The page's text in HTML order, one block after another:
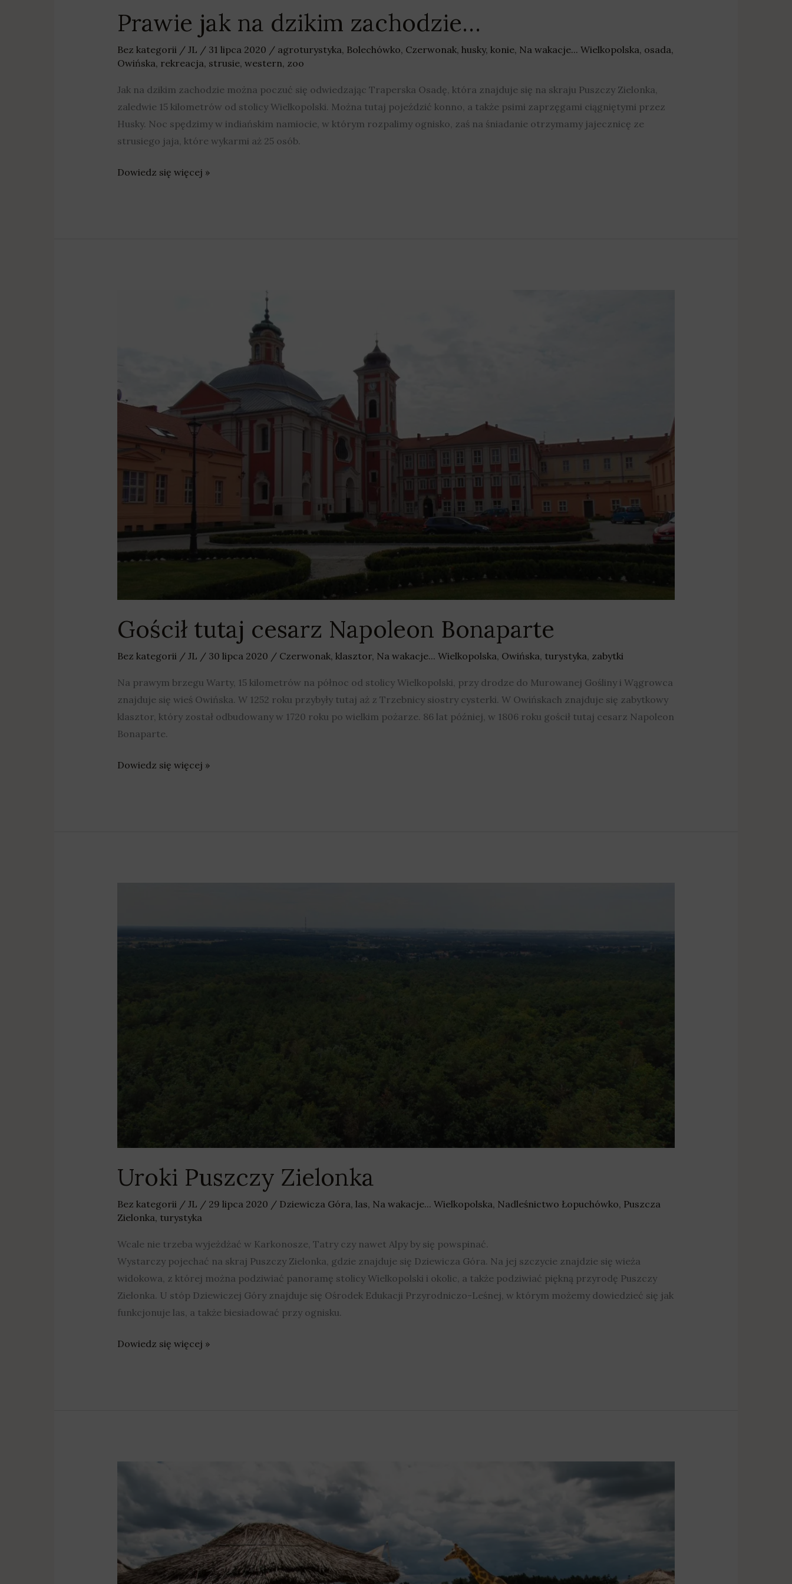
Prawie jak na dzikim zachodzie…
Bez kategorii / JL / 31 lipca 2020 / agroturystyka, Bolechówko, Czerwonak, husky, konie, Na wakacje... Wielkopolska, osada,
Owińska, rekreacja, strusie, western, zoo
Jak na dzikim zachodzie można poczuć się odwiedzając Traperska Osadę, która znajduje się na skraju Puszczy Zielonka,
zaledwie 15 kilometrów od stolicy Wielkopolski. Można tutaj pojeździć konno, a także psimi zaprzęgami ciągniętymi przez
Husky. Noc spędzimy w indiańskim namiocie, w którym rozpalimy ognisko, zaś na śniadanie otrzymamy jajecznicę ze
strusiego jaja, które wykarmi aż 25 osób.
Dowiedz się więcej »
Gościł tutaj cesarz Napoleon Bonaparte
Bez kategorii / JL / 30 lipca 2020 / Czerwonak, klasztor, Na wakacje... Wielkopolska, Owińska, turystyka, zabytki
Na prawym brzegu Warty, 15 kilometrów na północ od stolicy Wielkopolski, przy drodze do Murowanej Gośliny i Wągrowca
znajduje się wieś Owińska. W 1252 roku przybyły tutaj aż z Trzebnicy siostry cysterki. W Owińskach znajduje się zabytkowy
klasztor, który został odbudowany w 1720 roku po wielkim pożarze. 86 lat później, w 1806 roku gościł tutaj cesarz Napoleon
Bonaparte.
Dowiedz się więcej »
Uroki Puszczy Zielonka
Bez kategorii / JL / 29 lipca 2020 / Dziewicza Góra, las, Na wakacje... Wielkopolska, Nadleśnictwo Łopuchówko, Puszcza
Zielonka, turystyka
Wcale nie trzeba wyjeżdżać w Karkonosze, Tatry czy nawet Alpy by się powspinać.
Wystarczy pojechać na skraj Puszczy Zielonka, gdzie znajduje się Dziewicza Góra. Na jej szczycie znajdzie się wieża
widokowa, z której można podziwiać panoramę stolicy Wielkopolski i okolic, a także podziwiać piękną przyrodę Puszczy
Zielonka. U stóp Dziewiczej Góry znajduje się Ośrodek Edukacji Przyrodniczo-Leśnej, w którym możemy dowiedzieć się jak
funkcjonuje las, a także biesiadować przy ognisku.
Dowiedz się więcej »